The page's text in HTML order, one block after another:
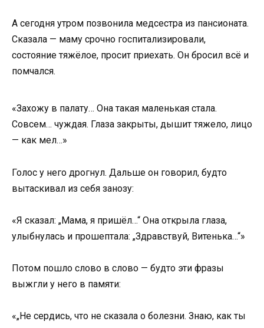
А сегодня утром позвонила медсестра из пансионата.
Сказала — маму срочно госпитализировали,
состояние тяжёлое, просит приехать. Он бросил всё и
помчался.
«Захожу в палату… Она такая маленькая стала.
Совсем… чуждая. Глаза закрыты, дышит тяжело, лицо
— как мел…»
Голос у него дрогнул. Дальше он говорил, будто
вытаскивал из себя занозу:
«Я сказал: „Мама, я пришёл…“ Она открыла глаза,
улыбнулась и прошептала: „Здравствуй, Витенька…“»
Потом пошло слово в слово — будто эти фразы
выжгли у него в памяти:
«„Не сердись, что не сказала о болезни. Знаю, как ты